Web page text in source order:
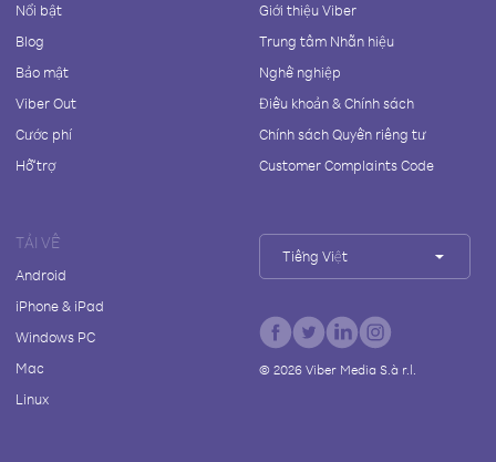
Nổi bật
Blog
Bảo mật
Viber Out
Cước phí
Hỗ trợ
Giới thiệu Viber
Trung tâm Nhãn hiệu
Nghề nghiệp
Điều khoản & Chính sách
Chính sách Quyền riêng tư
Customer Complaints Code
TẢI VỀ
Android
iPhone & iPad
Windows PC
Mac
Linux
Tiếng Việt
© 2026Viber Media S.à r.l.